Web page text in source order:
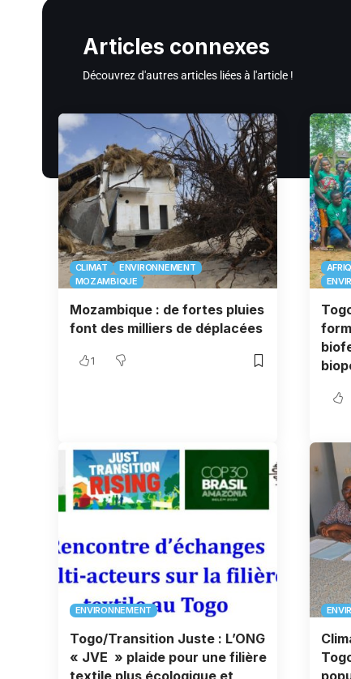
Articles connexes
Découvrez d'autres articles liées à l'article !
CLIMAT
ENVIRONNEMENT
MOZAMBIQUE
Mozambique : de fortes pluies
font des milliers de déplacées
1
ENVIRONNEMENT
Togo/Transition Juste : L’ONG
« JVE » plaide pour une filière
textile plus écologique et